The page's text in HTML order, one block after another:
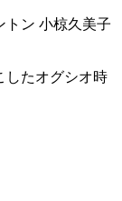
ン 小椋久美子
したオグシオ時